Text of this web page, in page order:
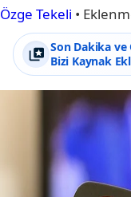
Özge Tekeli •
Son Dakika
Bizi Kaynak